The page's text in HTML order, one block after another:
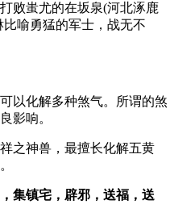
败蚩尤的在坂泉(河北涿鹿
喻勇猛的军士，战无不
以化解多种煞气。所谓的煞
影响。
之神兽，最擅长化解五黄
集镇宅，辟邪，送福，送